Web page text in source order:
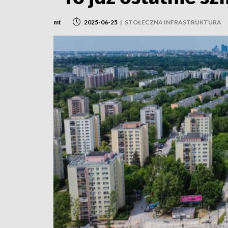
mt 2025-06-25 | STOŁECZNA INFRASTRUKTURA